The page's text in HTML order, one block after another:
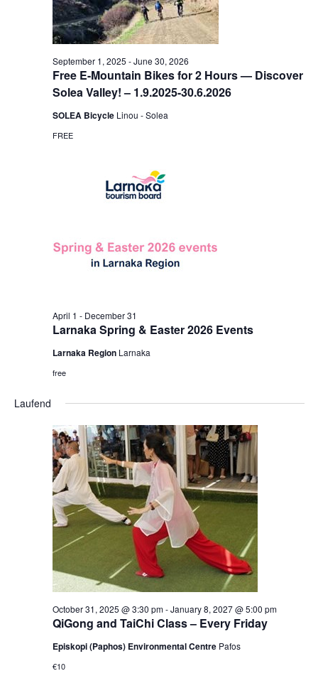
Free E-Mountain Bikes for 2 Hours — Discover
Solea Valley! – 1.9.2025-30.6.2026
September 1, 2025 -June 30, 2026
SOLEA Bicycle Linou - Solea
FREE
Larnaka Spring & Easter 2026 Events
April 1 - December 31
Larnaka Region Larnaka
free
Laufend
QiGong and TaiChi Class – Every Friday
October 31, 2025 @ 3:30 pm-January 8, 2027 @ 5:00 pm
Episkopi (Paphos) Environmental Centre Pafos
€10